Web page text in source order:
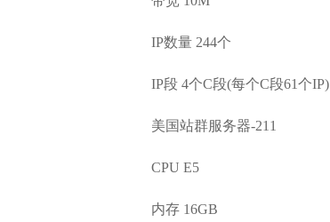
IP数量 244个
IP段 4个C段(每个C段61个IP)
美国站群服务器-211
CPU E5
内存 16GB